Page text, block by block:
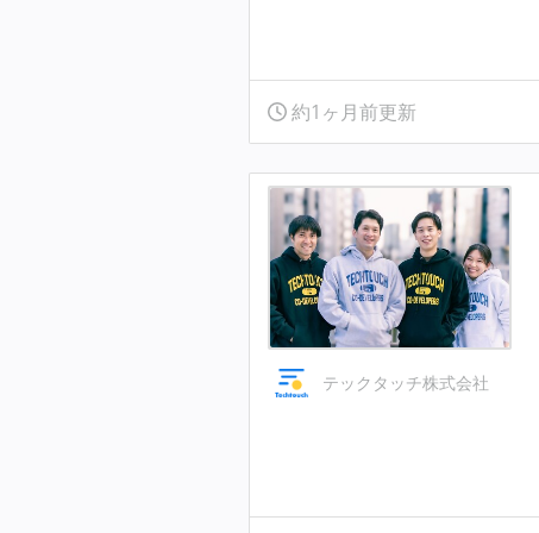
約1ヶ月前更新
テックタッチ株式会社